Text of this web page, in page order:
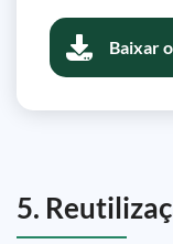
Baixar
5.